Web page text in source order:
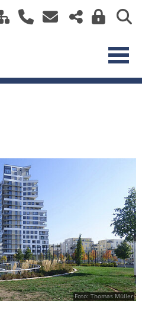
Foto: Thomas Müller